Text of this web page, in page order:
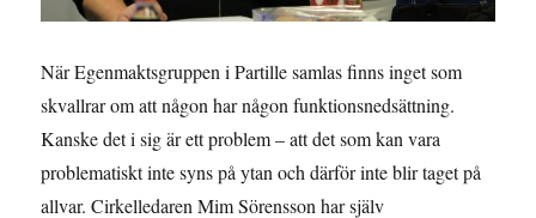
När Egenmaktsgruppen i Partille samlas finns inget som
skvallrar om att någon har någon funktionsnedsättning.
Kanske det i sig är ett problem – att det som kan vara
problematiskt inte syns på ytan och därför inte blir taget på
allvar. Cirkelledaren Mim Sörensson har själv